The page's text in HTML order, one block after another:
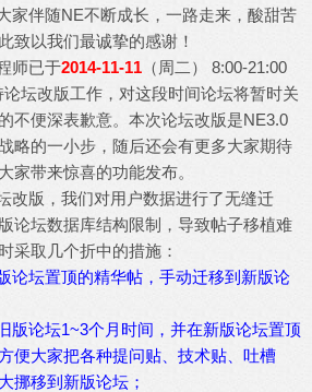
伴随NE不断成长，一路走来，酸甜苦
致以我们最诚挚的感谢！
师已于2014-11-11 （周二） 8:00-21:00
坛改版工作，对这段时间论坛将暂时关
不便深表歉意。本次论坛改版是NE3.0
略的一小步，随后还会有更多大家期待
家带来惊喜的功能发布。
版，我们对用户数据进行了无缝迁
论坛数据库结构限制，导致帖子移植难
采取几个折中的措施：
论坛置顶的精华帖，手动迁移到新版论
版论坛1~3个月时间，并在新版论坛置顶
便大家把各种提问贴、技术贴、吐槽
挪移到新版论坛；